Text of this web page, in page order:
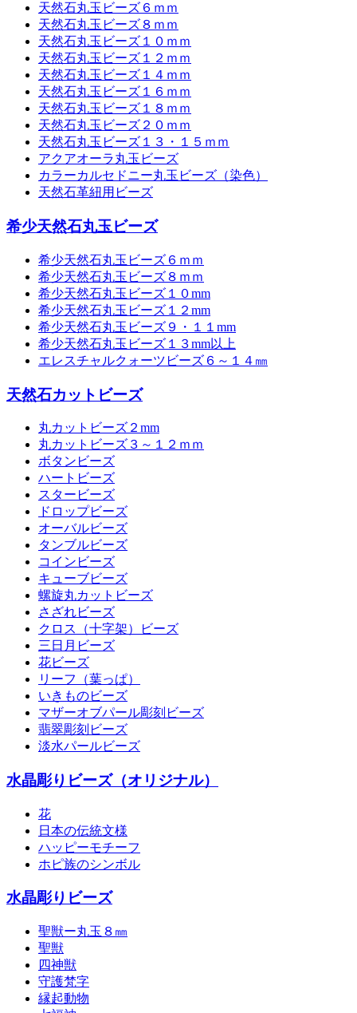
天然石丸玉ビーズ６ｍｍ
天然石丸玉ビーズ８ｍｍ
天然石丸玉ビーズ１０ｍｍ
天然石丸玉ビーズ１２ｍｍ
天然石丸玉ビーズ１４ｍｍ
天然石丸玉ビーズ１６ｍｍ
天然石丸玉ビーズ１８ｍｍ
天然石丸玉ビーズ２０ｍｍ
天然石丸玉ビーズ１３・１５ｍｍ
アクアオーラ丸玉ビーズ
カラーカルセドニー丸玉ビーズ（染色）
天然石革紐用ビーズ
希少天然石丸玉ビーズ
希少天然石丸玉ビーズ６ｍｍ
希少天然石丸玉ビーズ８ｍｍ
希少天然石丸玉ビーズ１０mm
希少天然石丸玉ビーズ１２mm
希少天然石丸玉ビーズ９・１１mm
希少天然石丸玉ビーズ１３mm以上
エレスチャルクォーツビーズ６～１４㎜
天然石カットビーズ
丸カットビーズ２mm
丸カットビーズ３～１２ｍｍ
ボタンビーズ
ハートビーズ
スタービーズ
ドロップビーズ
オーバルビーズ
タンブルビーズ
コインビーズ
キューブビーズ
螺旋丸カットビーズ
さざれビーズ
クロス（十字架）ビーズ
三日月ビーズ
花ビーズ
リーフ（葉っぱ）
いきものビーズ
マザーオブパール彫刻ビーズ
翡翠彫刻ビーズ
淡水パールビーズ
水晶彫りビーズ（オリジナル）
花
日本の伝統文様
ハッピーモチーフ
ホピ族のシンボル
水晶彫りビーズ
聖獣ー丸玉８㎜
聖獣
四神獣
守護梵字
縁起動物